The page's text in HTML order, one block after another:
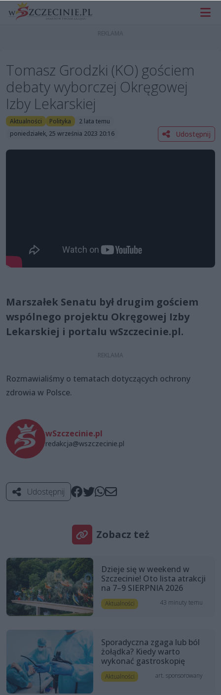
Tomasz Grodzki (KO) gościem
debaty wyborczej Okręgowej
Izby Lekarskiej
Aktualności Polityka
2 lata temu
poniedziałek, 25 września 2023 20:16
Udostępnij
Marszałek Senatu był drugim gościem
wspólnego projektu Okręgowej Izby
Lekarskiej i portalu wSzczecinie.pl.
Rozmawialiśmy o tematach dotyczących ochrony
zdrowia w Polsce.
wSzczecinie.pl
redakcja@wszczecinie.pl
Udostępnij
Zobacz też
Dzieje się w weekend w
Szczecinie! Oto lista atrakcji
na 7–9 SIERPNIA 2026
Aktualności 43 minuty temu
Sporadyczna zgaga lub ból
żołądka? Kiedy warto
wykonać gastroskopię
Aktualności art. sponsorowany